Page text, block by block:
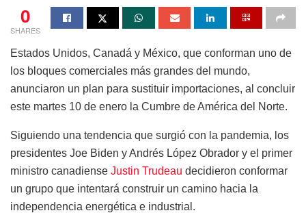
0
SHARES
Estados Unidos, Canadá y México, que conforman uno de
los bloques comerciales más grandes del mundo,
anunciaron un plan para sustituir importaciones, al concluir
este martes 10 de enero la Cumbre de América del Norte.
Siguiendo una tendencia que surgió con la pandemia, los
presidentes Joe Biden y Andrés López Obrador y el primer
ministro canadiense Justin Trudeau decidieron conformar
un grupo que intentará construir un camino hacia la
independencia energética e industrial.